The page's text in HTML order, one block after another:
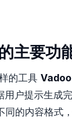
主要功
的工具
用户提示生成
的内容格式